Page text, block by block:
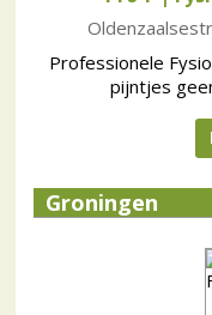
Professionele
pijntjes
Groningen